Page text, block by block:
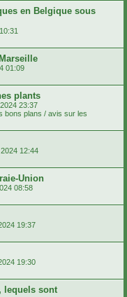
en Belgique sous
01:09
plants
23:37
bons plans / avis sur les
12:44
Union
08:58
19:37
19:30
lequels sont